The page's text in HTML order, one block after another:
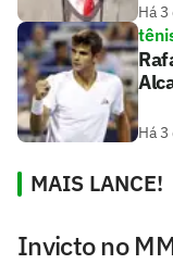
Há 3
Há 3
MAIS LANCE!
Invicto no